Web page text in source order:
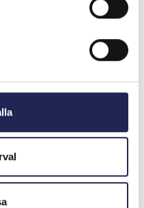
för barn?
hårdvara?